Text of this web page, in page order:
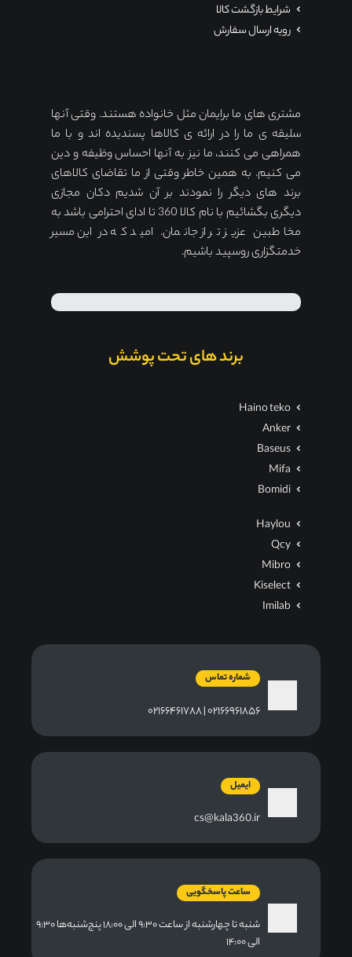
شرایط بازگشت کالا
رویه ارسال سفارش
مشتری های ما برایمان مثل خانواده هستند. وقتی آنها
سلیقه ی ما را در ارائه ی کالاها پسندیده اند و با ما
همراهی می کنند، ما نیز به آنها احساس وظیفه و دین
می کنیم. به همین خاطر وقتی از ما تقاضای کالاهای
برند های دیگر را نمودند بر آن شدیم دکان مجازی
دیگری بگشائیم با نام کالا 360 تا ادای احترامی باشد به
مخاطبین عزیز تر از جانمان. امید که در این مسیر
خدمتگزاری روسپید باشیم.
برند های تحت پوشش
Haino teko
Anker
Baseus
Mifa
Bomidi
Haylou
Qcy
Mibro
Kiselect
Imilab
شماره تماس
۰۲۱۶۶۹۶۱۸۵۶ | ۰۲۱۶۶۴۶۱۷۸۸
ایمیل
cs@kala360.ir
ساعت پاسخگویی
شنبه تا چهارشنبه از ساعت ۹:۳۰ الی ۱۸:۰۰ پنج‌شنبه‌ها ۹:۳۰
الی ۱۴:۰۰